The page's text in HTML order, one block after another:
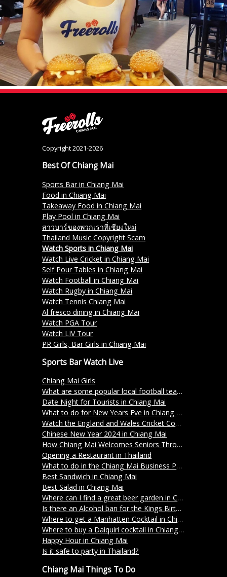
Copyright 2021-2026
Best Of Chiang Mai
Sports Bar in Chiang Mai
Food in Chiang Mai
Takeaway Food in Chiang Mai
Play Pool in Chiang Mai
สาวบาร์ของพวกเราที่เชียงใหม่
Thailand Music Copyright Scam
Watch Sports in Chiang Mai
Watch Live Cricket in Chiang Mai
Self Pour Tables in Chiang Mai
Watch Football in Chiang Mai
Watch Rugby in Chiang Mai
Watch Tennis Chiang Mai
Al fresco dining in Chiang Mai
Watch PGA Tour
Watch LIV Tour
PR Girls, Bar Girls in Chiang Mai
Sports Bar Watch Live
Chiang Mai Girls
What are some popular local football teams in Chiang Mai?
Date Night for Tourists in Chiang Mai
What to do for New Years Eve in Chiang Mai?
Watch the England and Wales Cricket County Championship 2024 in Chiang Mai
Chinese New Year 2024 in Chiang Mai
How Chiang Mai Welcomes Seniors Through Community, Activity, and Care
Opening a Restaurant in Thailand
What to do in the Chiang Mai Business Park?
Best Sandwich in Chiang Mai
Best Salad in Chiang Mai
Where can I find a great beer garden in Chiang Mai?
Is there an Alcohol ban for the Kings Birthday on the 5th December 2023?
Where to get a Manhatten Cocktail in Chiang Mai?
Where to buy a Daiquiri cocktail in Chiang Mai?
Happy Hour in Chiang Mai
Is it safe to party in Thailand?
Chiang Mai Things To Do